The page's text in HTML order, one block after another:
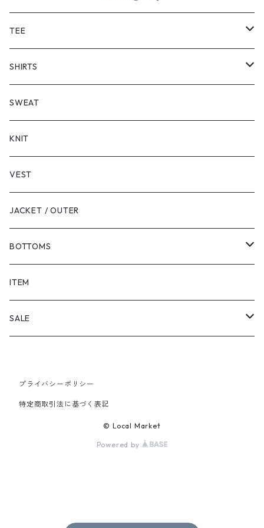
TEE
SHORT SLEEVE
LONG SLEEVE
SHIRTS
SHORT SLEEVE
LONG SLEEVE
SWEAT
KNIT
VEST
JACKET / OUTER
BOTTOMS
SHORTS
PANTS
ITEM
SALE
PANTS
プライバシーポリシー
特定商取引法に基づく表記
© Local Market
Powered by